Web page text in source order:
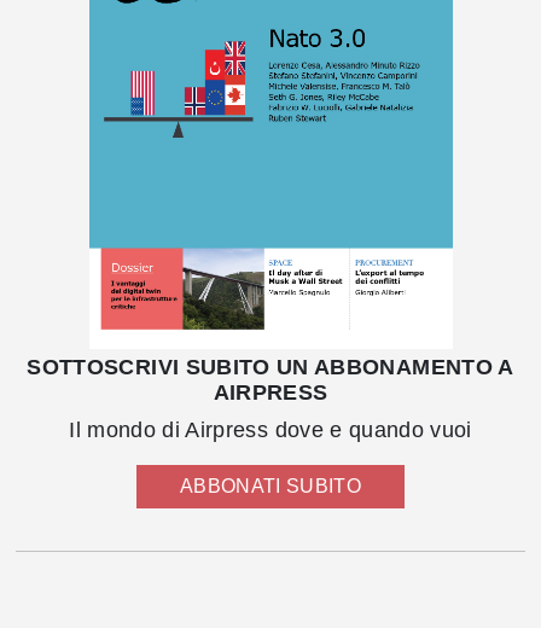
SOTTOSCRIVI SUBITO UN ABBONAMENTO A
AIRPRESS
Il mondo di Airpress dove e quando vuoi
ABBONATI SUBITO